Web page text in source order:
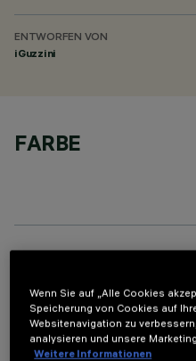
ENTWORFEN VON
iGuzzini
FARBE
Wenn Sie auf „Alle Cookies
Speicherung von Cookies auf
Websitenavigation zu
analysieren und unsere
Weitere Informationen